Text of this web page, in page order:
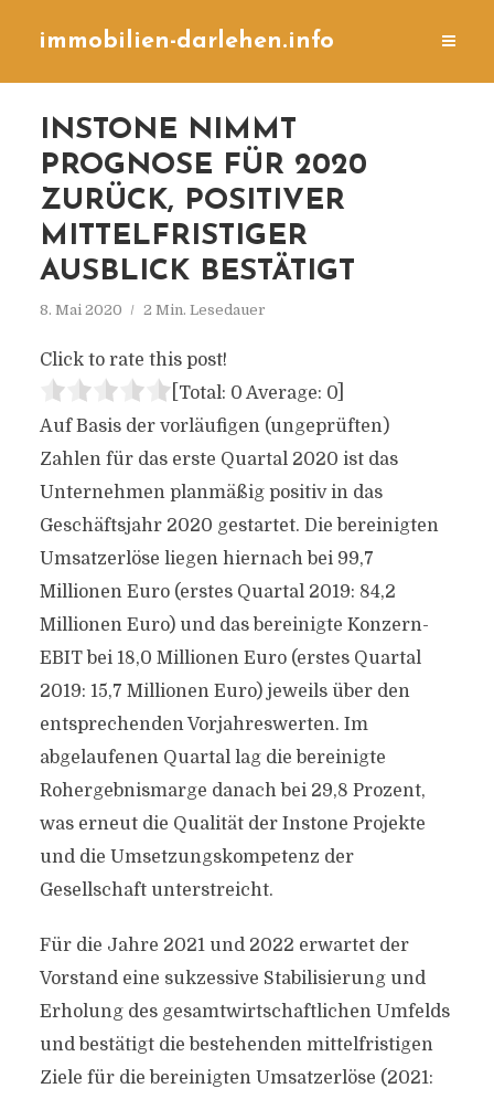
immobilien-darlehen.info
INSTONE NIMMT
PROGNOSE FÜR 2020
ZURÜCK, POSITIVER
MITTELFRISTIGER
AUSBLICK BESTÄTIGT
8. Mai 2020 2 Min. Lesedauer
Click to rate this post!
[Total: 0 Average: 0]
Auf Basis der vorläufigen (ungeprüften)
Zahlen für das erste Quartal 2020 ist das
Unternehmen planmäßig positiv in das
Geschäftsjahr 2020 gestartet. Die bereinigten
Umsatzerlöse liegen hiernach bei 99,7
Millionen Euro (erstes Quartal 2019: 84,2
Millionen Euro) und das bereinigte Konzern-
EBIT bei 18,0 Millionen Euro (erstes Quartal
2019: 15,7 Millionen Euro) jeweils über den
entsprechenden Vorjahreswerten. Im
abgelaufenen Quartal lag die bereinigte
Rohergebnismarge danach bei 29,8 Prozent,
was erneut die Qualität der Instone Projekte
und die Umsetzungskompetenz der
Gesellschaft unterstreicht.
Für die Jahre 2021 und 2022 erwartet der
Vorstand eine sukzessive Stabilisierung und
Erholung des gesamtwirtschaftlichen Umfelds
und bestätigt die bestehenden mittelfristigen
Ziele für die bereinigten Umsatzerlöse (2021: